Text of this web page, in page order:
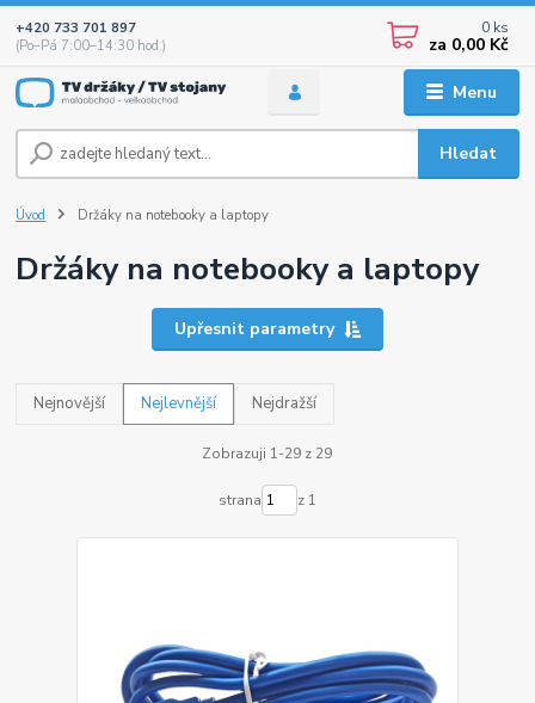
Menu
Hledat
+420 733 701 897
(Po–Pá 7:00–14:30 hod.)
0 ks
za 0,00 Kč
Úvod Držáky na notebooky a laptopy
Držáky na notebooky a laptopy
Upřesnit parametry
Nejnovější Nejlevnější Nejdražší
Zobrazuji 1-29 z 29
strana z 1